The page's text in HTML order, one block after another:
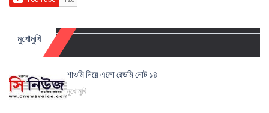
মুখোমুখি
শাওমি নিয়ে এলো রেডমি নোট ১৪
মুখোমুখি